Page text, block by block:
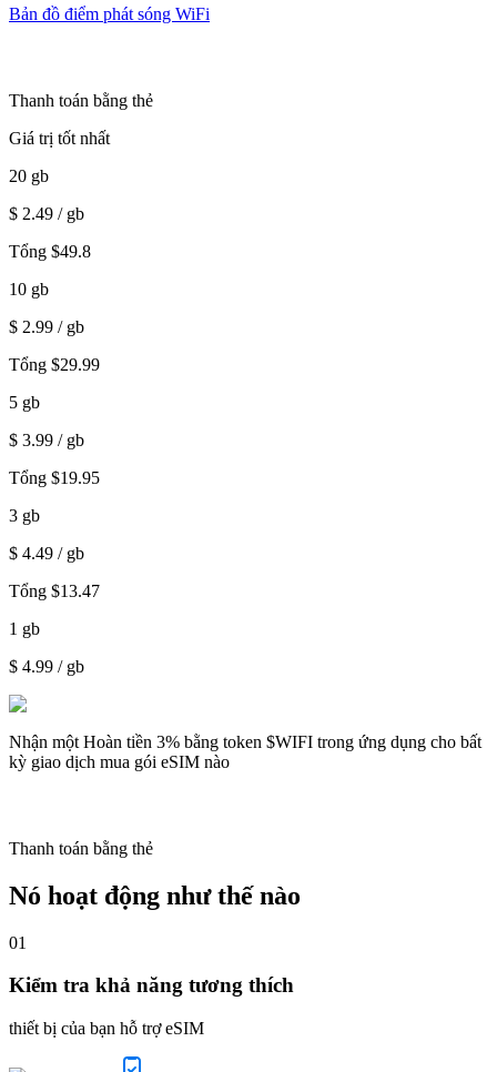
Bản đồ điểm phát sóng WiFi
Thanh toán bằng thẻ
Giá trị tốt nhất
20 gb
$ 2.49 / gb
Tổng $49.8
10 gb
$ 2.99 / gb
Tổng $29.99
5 gb
$ 3.99 / gb
Tổng $19.95
3 gb
$ 4.49 / gb
Tổng $13.47
1 gb
$ 4.99 / gb
Nhận một Hoàn tiền 3% bằng token $WIFI trong ứng dụng cho bất
kỳ giao dịch mua gói eSIM nào
Thanh toán bằng thẻ
Nó hoạt động như thế nào
01
Kiểm tra khả năng tương thích
thiết bị của bạn hỗ trợ eSIM